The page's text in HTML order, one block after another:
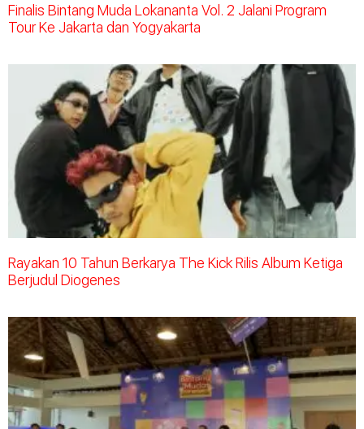
Finalis Bintang Muda Lokananta Vol. 2 Jalani Program
Tour Ke Jakarta dan Yogyakarta
Rayakan 10 Tahun Berkarya The Kick Rilis Album Ketiga
Berjudul Diogenes